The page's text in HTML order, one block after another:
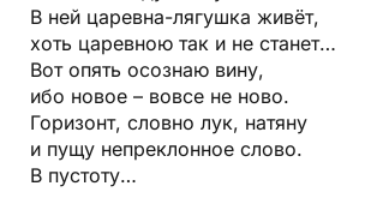
В ней царевна-лягушка живёт,
хоть царевною так и не станет…
Вот опять осознаю вину,
ибо новое – вовсе не ново.
Горизонт, словно лук, натяну
и пущу непреклонное слово.
В пустоту…